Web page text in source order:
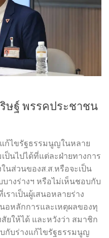
ษฐ์ พรรคประชาชน
ก้ไขรัฐธรรมนูญในหลาย
ป็นไปได้ที่แต่ละฝ่ายทางการ
ในส่วนของส.ส.หรือจะเป็น
างร่างฯ หรือไม่เห็นชอบกับ
ราเป็นผู้เสนอหลายร่าง
อหลักการและเหตุผลของทุ
ยให้ได้ และหวังว่า สมาชิก
กับร่างแก้ไขรัฐธรรมนูญ